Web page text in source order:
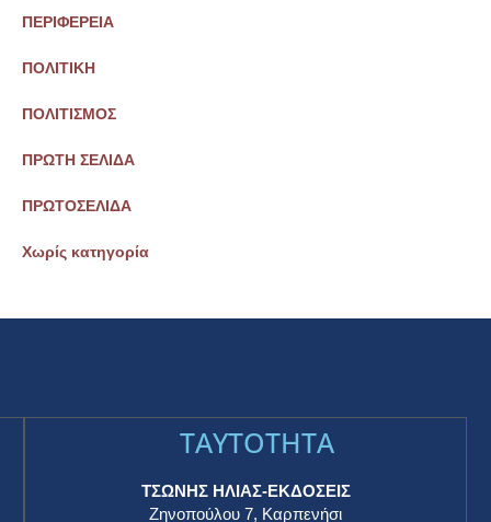
ΠΕΡΙΦΕΡΕΙΑ
ΠΟΛΙΤΙΚΗ
ΠΟΛΙΤΙΣΜΟΣ
ΠΡΩΤΗ ΣΕΛΙΔΑ
ΠΡΩΤΟΣΕΛΙΔΑ
Χωρίς κατηγορία
TAYTOTHTA
ΤΣΩΝΗΣ ΗΛΙΑΣ-ΕΚΔΟΣΕΙΣ
Ζηνοπούλου 7, Καρπενήσι